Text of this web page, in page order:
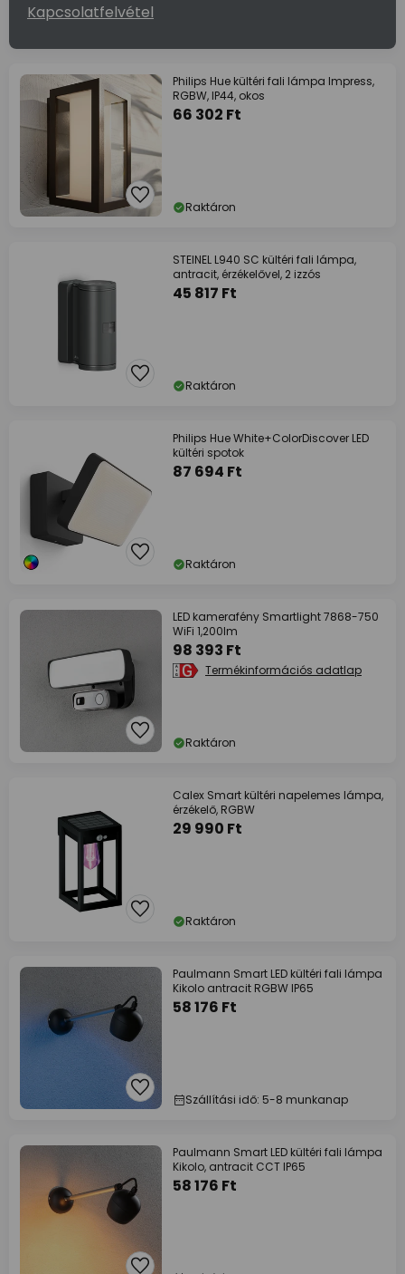
Kapcsolatfelvétel
Philips Hue kültéri fali lámpa Impress,
RGBW, IP44, okos
66 302 Ft
Raktáron
STEINEL L940 SC kültéri fali lámpa,
antracit, érzékelővel, 2 izzós
45 817 Ft
Raktáron
Philips Hue White+ColorDiscover LED
kültéri spotok
87 694 Ft
Raktáron
LED kamerafény Smartlight 7868-750
WiFi 1,200lm
98 393 Ft
Termékinformációs adatlap
Raktáron
Calex Smart kültéri napelemes lámpa,
érzékelő, RGBW
29 990 Ft
Raktáron
Paulmann Smart LED kültéri fali lámpa
Kikolo antracit RGBW IP65
58 176 Ft
Szállítási idő: 5-8 munkanap
Paulmann Smart LED kültéri fali lámpa
Kikolo, antracit CCT IP65
58 176 Ft